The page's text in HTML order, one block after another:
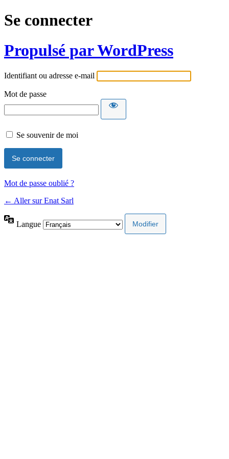
Se connecter
Propulsé par WordPress
Identifiant ou adresse e-mail
Mot de passe
Se souvenir de moi
Mot de passe oublié ?
← Aller sur Enat Sarl
Langue